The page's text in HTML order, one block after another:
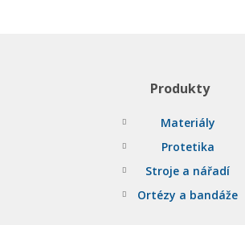
Produkty
Materiály
Protetika
Stroje a nářadí
Ortézy a bandáže